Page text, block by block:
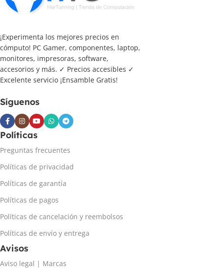
¡Experimenta los mejores precios en
cómputo! PC Gamer, componentes, laptop,
monitores, impresoras, software,
accesorios y más. ✓ Precios accesibles ✓
Excelente servicio ¡Ensamble Gratis!
Síguenos
Políticas
Preguntas frecuentes
Políticas de privacidad
Políticas de garantía
Políticas de pagos
Políticas de cancelación y reembolsos
Políticas de envío y entrega
Avisos
Aviso legal | Marcas